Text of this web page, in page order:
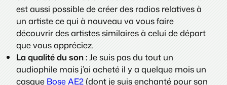
est aussi possible de créer des radios relatives à
un artiste ce qui à nouveau va vous faire
découvrir des artistes similaires à celui de départ
que vous appréciez.
La qualité du son :Je suis pas du tout un
audiophile mais j’ai acheté il y a quelque mois un
casque Bose AE2(dont je suis enchanté pour son